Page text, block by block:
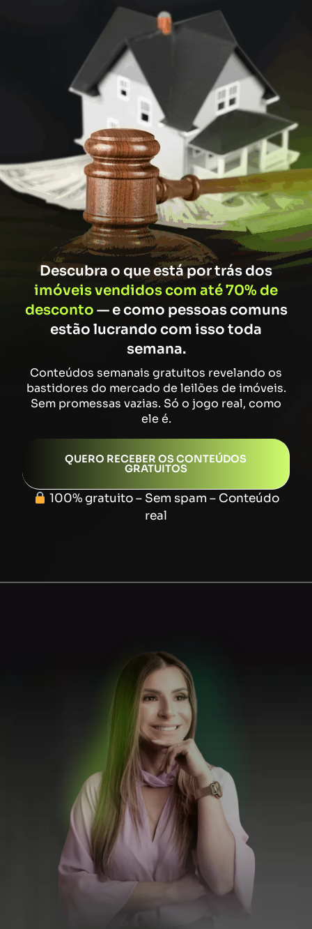
Descubra o que está por trás dos
imóveis vendidos com até 70% de
desconto — e como pessoas comuns
estão lucrando com isso toda
semana.
Conteúdos semanais gratuitos revelando os
bastidores do mercado de leilões de imóveis.
Sem promessas vazias. Só o jogo real, como
ele é.
QUERO RECEBER OS CONTEÚDOS
GRATUITOS
100% gratuito – Sem spam – Conteúdo
real